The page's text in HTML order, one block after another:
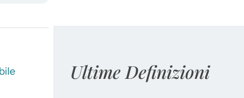
Ultime Definizioni